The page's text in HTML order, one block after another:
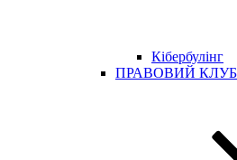
Кібербулінг
ПРАВОВИЙ КЛУБ